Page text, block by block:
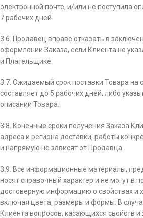
электронной почте, и/или не поступила
7 рабочих дней.
3.6. Продавец вправе отказать в
оформлении Заказа, если Клиента не
и Плательщике.
3.7. Ожидаемый срок поставки Товара на
составляет до 5 рабочих дней, либо
описании Товара.
3.8. Конечные сроки получения Заказа
адреса и региона доставки, работы
и напрямую не зависят от Продавца.
3.9. Все информационные материалы,
носят справочный характер и не могут в
достоверную информацию о свойствах и
включая цвета, размеры и формы. В
Клиента вопросов, касающихся свойств и